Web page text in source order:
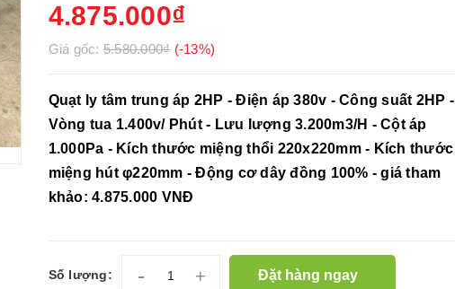
4.875.000₫
Giá gốc: 5.580.000₫ (-13%)
Quạt ly tâm trung áp 2HP - Điện áp 380v - Công suất 2HP -
Vòng tua 1.400v/ Phút - Lưu lượng 3.200m3/H - Cột áp
1.000Pa - Kích thước miệng thổi 220x220mm - Kích thước
miệng hút φ220mm - Động cơ dây đồng 100% - giá tham
khảo: 4.875.000 VNĐ
Số lượng: - + Đặt hàng ngay